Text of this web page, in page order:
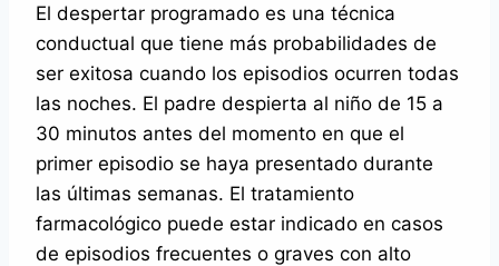
El despertar programado es una técnica
conductual que tiene más probabilidades de
ser exitosa cuando los episodios ocurren todas
las noches. El padre despierta al niño de 15 a
30 minutos antes del momento en que el
primer episodio se haya presentado durante
las últimas semanas. El tratamiento
farmacológico puede estar indicado en casos
de episodios frecuentes o graves con alto